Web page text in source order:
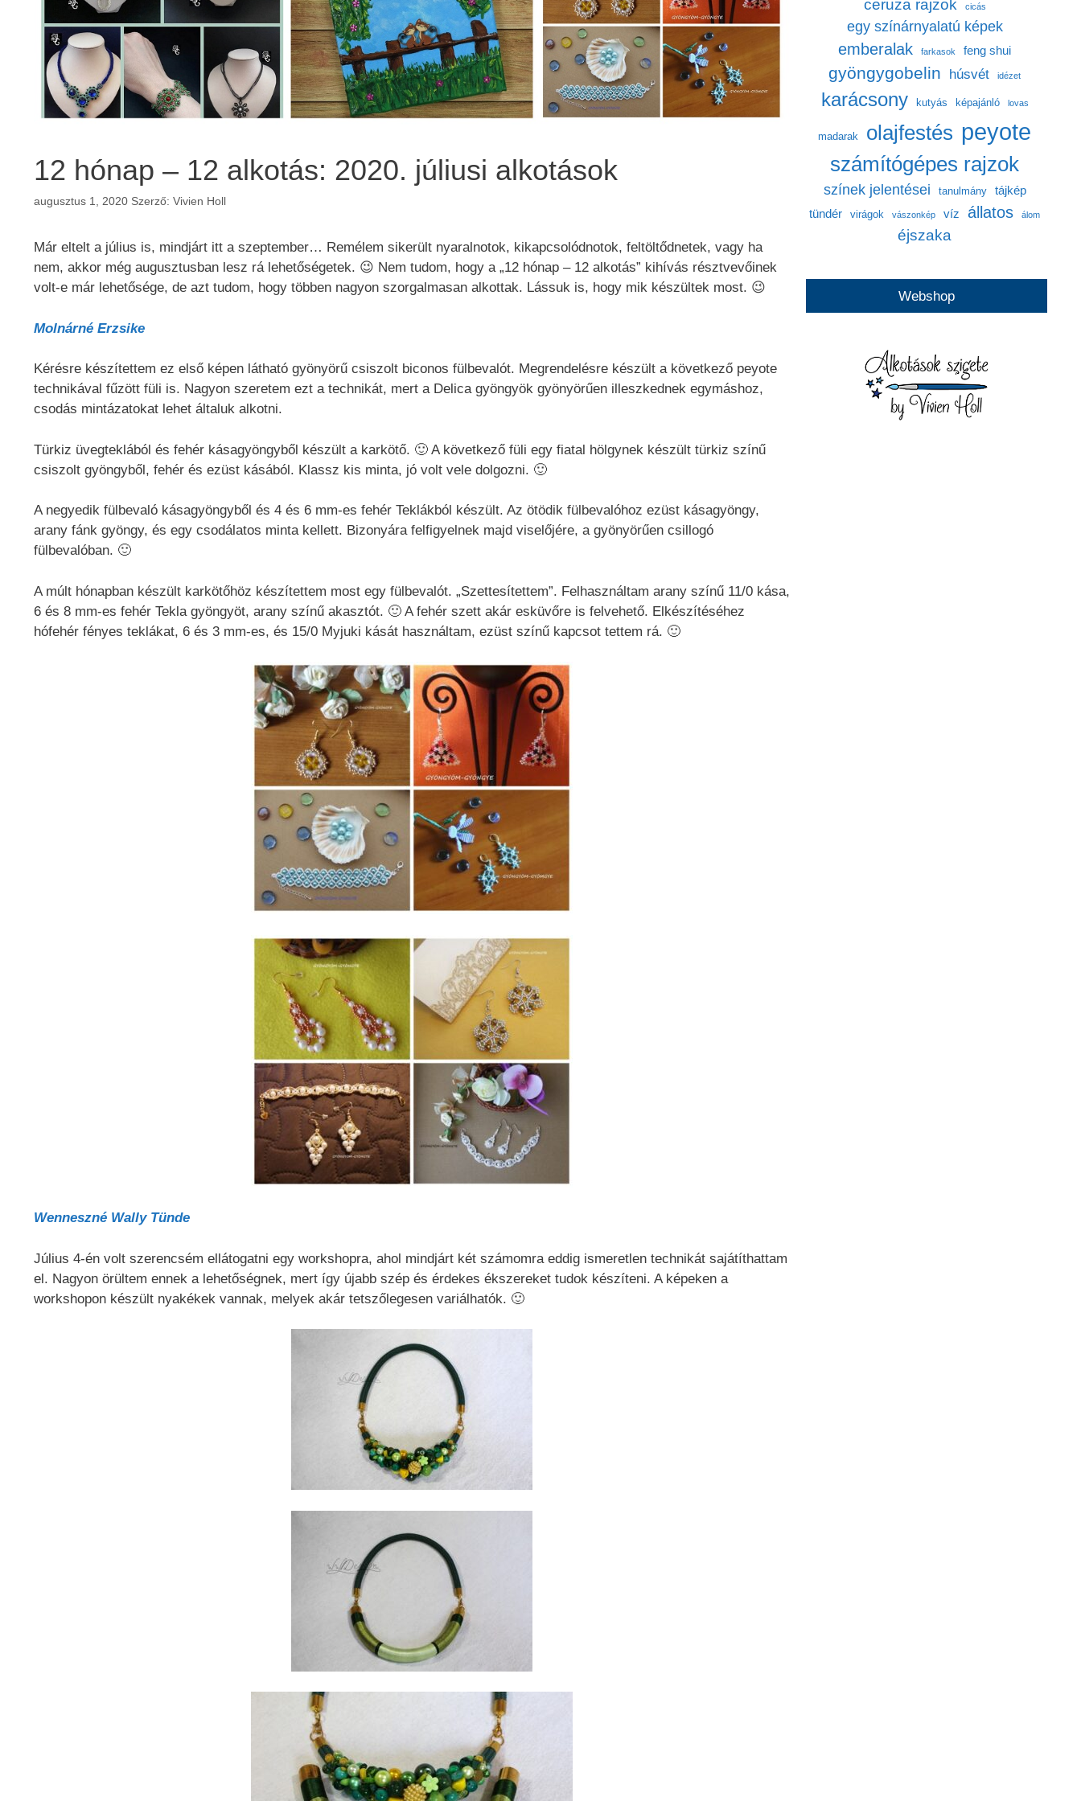
12 hónap – 12 alkotás: 2020. júliusi alkotások
augusztus 1, 2020 Szerző: Vivien Holl
Már eltelt a július is, mindjárt itt a szeptember… Remélem sikerült nyaralnotok, kikapcsolódnotok, feltöltődnetek, vagy ha
nem, akkor még augusztusban lesz rá lehetőségetek. 😉 Nem tudom, hogy a „12 hónap – 12 alkotás” kihívás résztvevőinek
volt-e már lehetősége, de azt tudom, hogy többen nagyon szorgalmasan alkottak. Lássuk is, hogy mik készültek most. 😉
Molnárné Erzsike
Kérésre készítettem ez első képen látható gyönyörű csiszolt biconos fülbevalót. Megrendelésre készült a következő peyote
technikával fűzött füli is. Nagyon szeretem ezt a technikát, mert a Delica gyöngyök gyönyörűen illeszkednek egymáshoz,
csodás mintázatokat lehet általuk alkotni.
Türkiz üvegteklából és fehér kásagyöngyből készült a karkötő. 🙂 A következő füli egy fiatal hölgynek készült türkiz színű
csiszolt gyöngyből, fehér és ezüst kásából. Klassz kis minta, jó volt vele dolgozni. 🙂
A negyedik fülbevaló kásagyöngyből és 4 és 6 mm-es fehér Teklákból készült. Az ötödik fülbevalóhoz ezüst kásagyöngy,
arany fánk gyöngy, és egy csodálatos minta kellett. Bizonyára felfigyelnek majd viselőjére, a gyönyörűen csillogó
fülbevalóban. 🙂
A múlt hónapban készült karkötőhöz készítettem most egy fülbevalót. „Szettesítettem”. Felhasználtam arany színű 11/0 kása,
6 és 8 mm-es fehér Tekla gyöngyöt, arany színű akasztót. 🙂 A fehér szett akár esküvőre is felvehető. Elkészítéséhez
hófehér fényes teklákat, 6 és 3 mm-es, és 15/0 Myjuki kását használtam, ezüst színű kapcsot tettem rá. 🙂
Wenneszné Wally Tünde
Július 4-én volt szerencsém ellátogatni egy workshopra, ahol mindjárt két számomra eddig ismeretlen technikát sajátíthattam
el. Nagyon örültem ennek a lehetőségnek, mert így újabb szép és érdekes ékszereket tudok készíteni. A képeken a
workshopon készült nyakékek vannak, melyek akár tetszőlegesen variálhatók. 🙂
ceruza rajzok cicás
egy színárnyalatú képek
emberalak farkasok feng shui
gyöngygobelin húsvét idézet
karácsony kutyás képajánló lovas
madarak olajfestés peyote
számítógépes rajzok
színek jelentései tanulmány
tájkép
tündér
virágok vászonkép víz állatos álom
éjszaka
Webshop